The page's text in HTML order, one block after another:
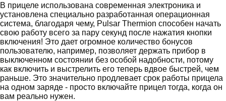
В прицеле использована современная электроника и
установлена специально разработанная операционная
система, благодаря чему, Pulsar Thermion способен начать
свою работу всего за пару секунд после нажатия кнопки
включения! Это дает огромное количество бонусов
пользователю, например, позволяет держать прибор в
выключенном состоянии без особой надобности, потому
как включить и выстрелить его теперь вдвое быстрей, чем
раньше. Это значительно продлевает срок работы прицела
на одном заряде - просто включайте прицел тогда, когда он
вам реально нужен.